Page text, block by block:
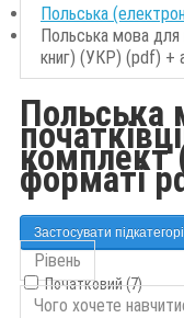
Польська
Польська мова для
книг) (УКР) (pdf) +
Польська
комплект
форматі
Застосувати
Рівень
Початковий (7)
Чого хочете